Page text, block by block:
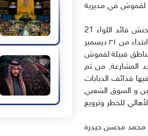
لقموش في مديرية
فقد أقدمت تلك القوات بإشراف المحافظ محمد بن عديو وقيادة العميد جحدل حنش قائد اللواء 21
ومشاركة العميد عبد ربه لعكب قائد القوات الخاصة, وعلى مدى ثلاثة أيام متتالية ابتداء من ٣١ ديسمبر
فيها مناطق قبيلة لقموش
المشارعة, من ثم
قذائف الدبابات
و السوق الشعبي
للخطر وترويع
محمد محسن حيدرة